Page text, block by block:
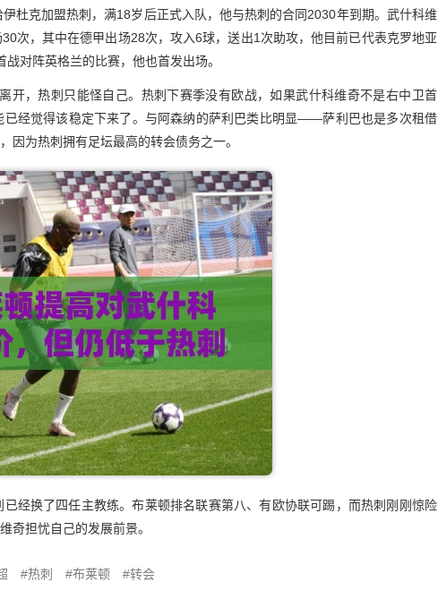
杜克加盟热刺，满18岁后正式入队，他与热刺的合同2030年到期。武什科维
次，其中在德甲出场28次，攻入6球，送出1次助攻，他目前已代表克罗地亚
对阵英格兰的比赛，他也首发出场。
开，热刺只能怪自己。热刺下赛季没有欧战，如果武什科维奇不是右中卫首
经觉得该稳定下来了。与阿森纳的萨利巴类比明显——萨利巴也是多次租借
因为热刺拥有足坛最高的转会债务之一。
经换了四任主教练。布莱顿排名联赛第八、有欧协联可踢，而热刺刚刚惊险
奇担忧自己的发展前景。
热刺 布莱顿 转会